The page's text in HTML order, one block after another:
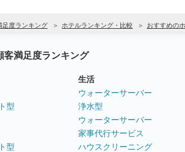
足度ランキング ホテルランキング・比較 おすすめの
客満足度ランキング
型
型
生活
ウォーターサーバー
浄水型
ウォーターサーバー
家事代行サービス
ハウスクリーニング